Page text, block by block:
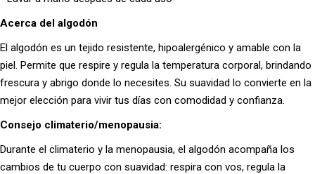
Acerca del algodón
El algodón es un tejido resistente, hipoalergénico y amable con la
piel. Permite que respire y regula la temperatura corporal, brindando
frescura y abrigo donde lo necesites. Su suavidad lo convierte en la
mejor elección para vivir tus días con comodidad y confianza.
Consejo climaterio/menopausia:
Durante el climaterio y la menopausia, el algodón acompaña los
cambios de tu cuerpo con suavidad: respira con vos, regula la